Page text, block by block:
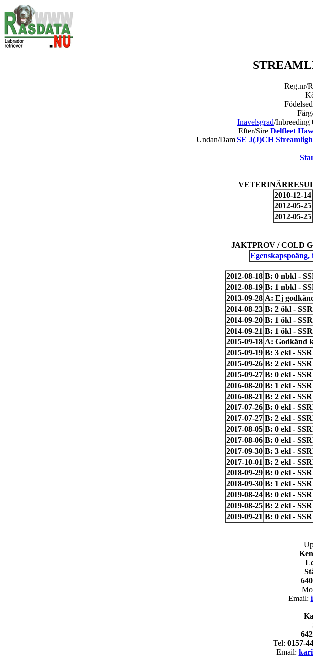
Reg.nr/
Inavelsgrad/Inbreeding
Efter/Sire Delfleet
Undan/Dam SE J(J)CH
2010-12-14
2012-05-25
2012-05-25
JAKTPROV / COLD
2012-08-18 B: 0 nbkl -
2012-08-19 B: 1 nbkl -
2013-09-28 A: Ej
2014-08-23 B: 2 ökl -
2014-09-20 B: 1 ökl -
2014-09-21 B: 1 ökl -
2015-09-18 A: Godkänd
2015-09-19 B: 3 ekl -
2015-09-26 B: 2 ekl -
2015-09-27 B: 0 ekl -
2016-08-20 B: 1 ekl -
2016-08-21 B: 2 ekl -
2017-07-26 B: 0 ekl -
2017-07-27 B: 2 ekl -
2017-08-05 B: 0 ekl -
2017-08-06 B: 0 ekl -
2017-09-30 B: 3 ekl -
2017-10-01 B: 2 ekl -
2018-09-29 B: 0 ekl -
2018-09-30 B: 1 ekl -
2019-08-24 B: 0 ekl -
2019-08-25 B: 2 ekl -
2019-09-21 B: 0 ekl -
Email:
Tel: 0157-
Email: